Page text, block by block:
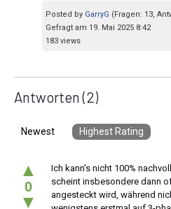
Posted by GarryG (Fragen: 13,
Gefragt am 19. Mai 2025 8:42
183 views
Antworten(2)
Newest Highest Rating
▲
0
▼
Ich kann's nicht 100%
scheint insbesondere dann
angesteckt wird, während